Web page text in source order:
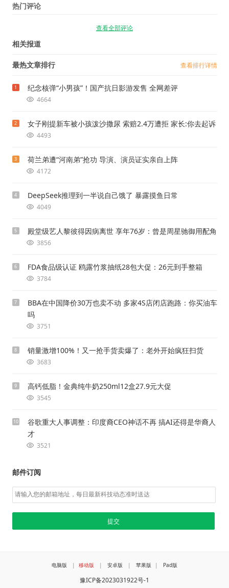
热门评论
查看全部评论
相关报道
最热文章排行 查看排行详情
1 纪念核弹“小男孩”！国产抗日影游发售 全网差评
4664
2 女子刚提新车被小孩泼沙撒尿 索赔2.4万遭拒 家长:你去起诉
4493
3 荷兰弟遭“河南弟”抢功 导演、演员证实亲自上阵
4172
4 DeepSeek推理到一半说自己饿了 暴露摸鱼日常
4049
5 殿堂级艺人黎彼得因病离世 享年76岁：曾是周星驰御用配角
3856
6 FDA食品级认证 鸥露竹浆抽纸28包大促：26元到手整箱
3784
7
BBA在中国降价30万也卖不动 多家4S店闭店跑路：你买油车
吗
3751
8 销量激增100%！又一抢手货卖爆了：老外开始疯狂扫货
3683
9 高钙低脂！金典纯牛奶250ml12盒27.9元大促
3545
10
谷歌重大人事调整：印度裔CEO神话不再 搞AI还得是华裔人
才
3521
邮件订阅
电脑版 | 移动版 | 安卓版 | 苹果版 | Pad版
豫ICP备2023031922号-1